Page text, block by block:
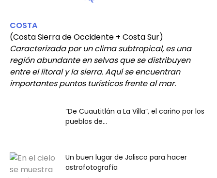
COSTA
(Costa Sierra de Occidente + Costa Sur)
Caracterizada por un clima subtropical, es una
región abundante en selvas que se distribuyen
entre el litoral y la sierra. Aquí se encuentran
importantes puntos turísticos frente al mar.
“De Cuautitlán a La Villa”, el cariño por los
pueblos de...
Un buen lugar de Jalisco para hacer
astrofotografía